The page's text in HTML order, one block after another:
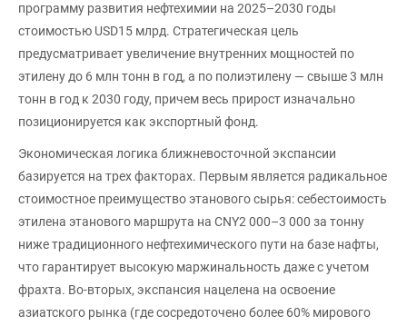
программу развития нефтехимии на 2025–2030 годы
стоимостью USD15 млрд. Стратегическая цель
предусматривает увеличение внутренних мощностей по
этилену до 6 млн тонн в год, а по полиэтилену — свыше 3 млн
тонн в год к 2030 году, причем весь прирост изначально
позиционируется как экспортный фонд.
Экономическая логика ближневосточной экспансии
базируется на трех факторах. Первым является радикальное
стоимостное преимущество этанового сырья: себестоимость
этилена этанового маршрута на CNY2 000–3 000 за тонну
ниже традиционного нефтехимического пути на базе нафты,
что гарантирует высокую маржинальность даже с учетом
фрахта. Во-вторых, экспансия нацелена на освоение
азиатского рынка (где сосредоточено более 60% мирового